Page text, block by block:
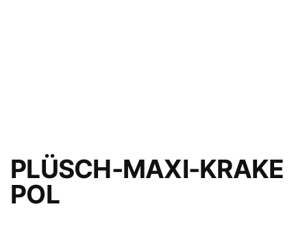
PLÜSCH-MAXI-KRAKE
POL